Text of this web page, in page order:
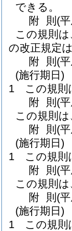
できる。
附 則 (
この規則
の改正規定
附 則 (
(施行期日)
1
この規則
附 則 (
この規則
附 則 (
(施行期日)
1
この規則
附 則 (
この規則
附 則 (
(施行期日)
1
この規則